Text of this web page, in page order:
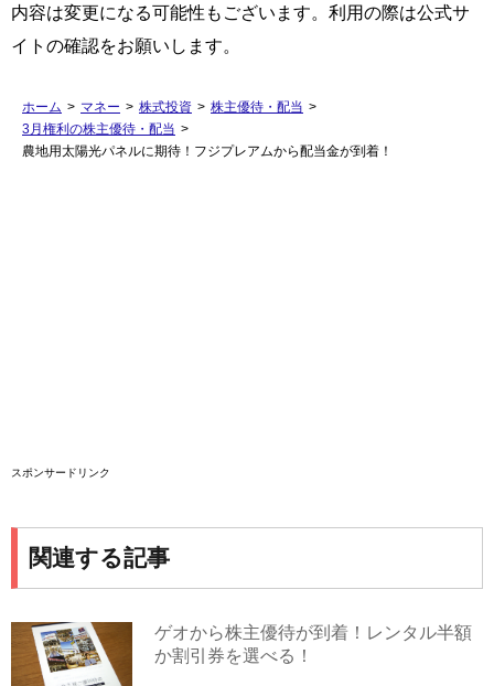
内容は変更になる可能性もございます。利用の際は公式サ
イトの確認をお願いします。
ホーム > マネー > 株式投資 > 株主優待・配当 >
3月権利の株主優待・配当 >
農地用太陽光パネルに期待！フジプレアムから配当金が到着！
スポンサードリンク
関連する記事
ゲオから株主優待が到着！レンタル半額
か割引券を選べる！